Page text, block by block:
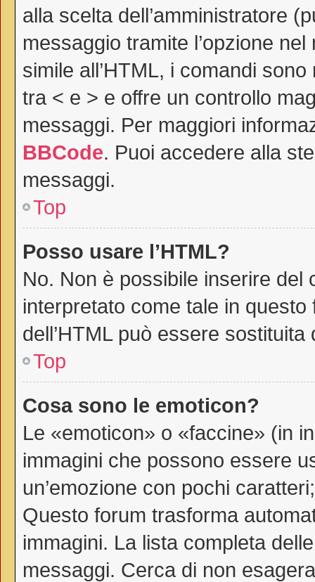
alla scelta dell’amministratore
messaggio tramite l’opzione
simile all’HTML, i comandi
tra < e > e offre un controllo
messaggi. Per maggiori
BBCode. Puoi accedere alla
messaggi.
Top
Posso usare l’HTML?
No. Non è possibile inserire
interpretato come tale in
dell’HTML può essere sostituita
Top
Cosa sono le emoticon?
Le «emoticon» o «faccine» (in
immagini che possono essere
un’emozione con pochi
Questo forum trasforma
immagini. La lista completa
messaggi. Cerca di non